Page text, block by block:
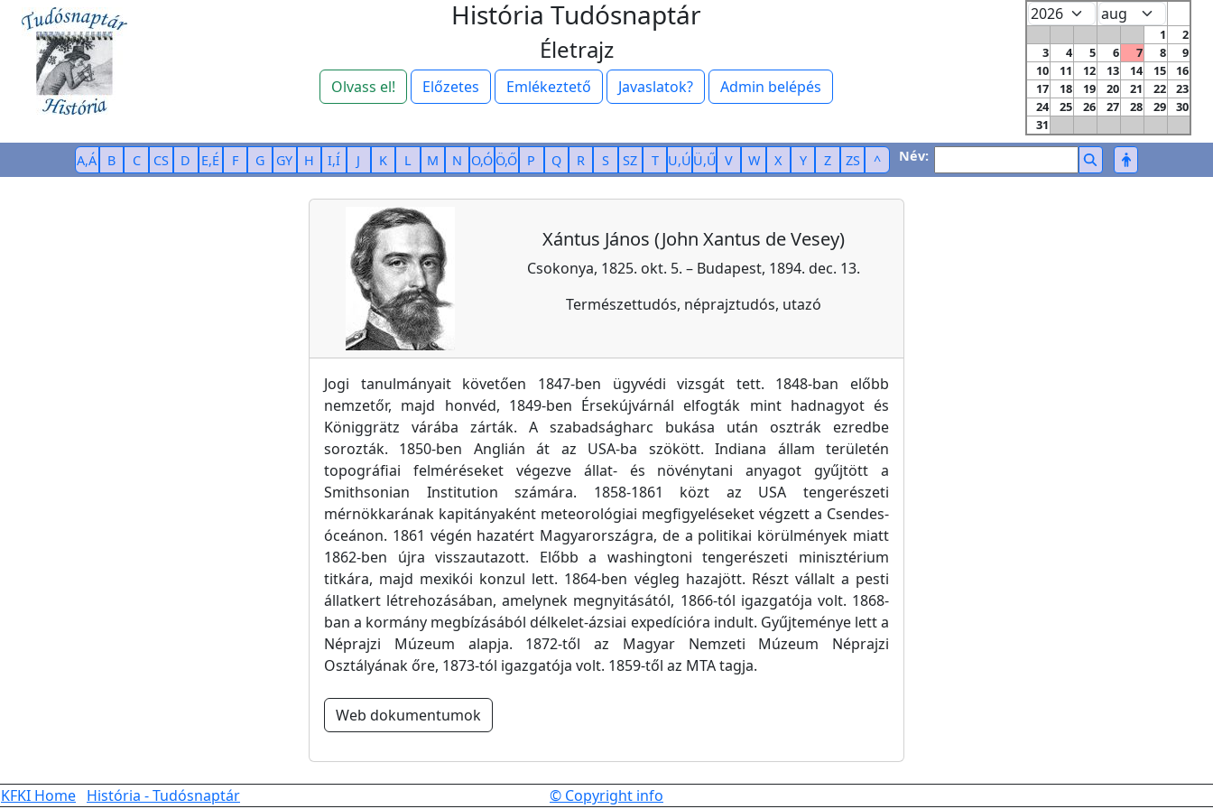
História Tudósnaptár
Életrajz
Olvass el! Előzetes Emlékeztető Javaslatok? Admin belépés
1
2
3
4 5 6 7 8
9
10
11 12 13 14 15
16
17
18 19 20 21 22
23
24
25 26 27 28 29
30
31
A,Á B C CS D E,É F G GY H I,Í J K L M N O,Ó Ö,Ő P Q R S SZ T U,Ú Ü,Ű V W X Y Z ZS ^ Név:
Xántus János (John Xantus de Vesey)
Csokonya, 1825. okt. 5. – Budapest, 1894. dec. 13.
Természettudós, néprajztudós, utazó
Jogi tanulmányait követően 1847-ben ügyvédi vizsgát tett. 1848-ban előbb
nemzetőr, majd honvéd, 1849-ben Érsekújvárnál elfogták mint hadnagyot és
Königgrätz várába zárták. A szabadságharc bukása után osztrák ezredbe
sorozták. 1850-ben Anglián át az USA-ba szökött. Indiana állam területén
topográfiai felméréseket végezve állat- és növénytani anyagot gyűjtött a
Smithsonian Institution számára. 1858-1861 közt az USA tengerészeti
mérnökkarának kapitányaként meteorológiai megfigyeléseket végzett a Csendes-
óceánon. 1861 végén hazatért Magyarországra, de a politikai körülmények miatt
1862-ben újra visszautazott. Előbb a washingtoni tengerészeti minisztérium
titkára, majd mexikói konzul lett. 1864-ben végleg hazajött. Részt vállalt a pesti
állatkert létrehozásában, amelynek megnyitásától, 1866-tól igazgatója volt. 1868-
ban a kormány megbízásából délkelet-ázsiai expedícióra indult. Gyűjteménye lett a
Néprajzi Múzeum alapja. 1872-től az Magyar Nemzeti Múzeum Néprajzi
Osztályának őre, 1873-tól igazgatója volt. 1859-től az MTA tagja.
Web dokumentumok
KFKI Home História - Tudósnaptár © Copyright info